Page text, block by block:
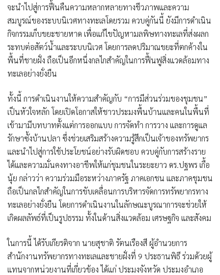
จะนำไปสู่การฟื้นคืนความหลากหลายทางชีวภาพและความ
สมบูรณ์ของระบบนิเวศทางทะเลโดยรวม ควบคู่กันนี้ ยังมีการดำเนิน
กิจกรรมเก็บขยะชายหาด เพื่อแก้ไขปัญหามลพิษทางทะเลที่ส่งผลก
ระทบต่อสัตว์น้ำและระบบนิเวศ โดยการลดปริมาณขยะที่ตกค้างใน
พื้นที่ชายฝั่ง ถือเป็นอีกหนึ่งกลไกสำคัญในการฟื้นฟูสิ่งแวดล้อมทาง
ทะเลอย่างยั่งยืน
ทั้งนี้ การดำเนินงานให้ความสำคัญกับ “การมีส่วนร่วมของชุมชน”
เป็นหัวใจหลัก โดยเปิดโอกาสให้ชาวประมงพื้นบ้านและคนในพื้นที่
เข้ามามีบทบาทตั้งแต่การออกแบบ การจัดทำ การวาง และการดูแล
รักษาซั้งบ้านปลา ซึ่งช่วยเสริมสร้างความรู้สึกเป็นเจ้าของทรัพยากร
และนำไปสู่การใช้ประโยชน์อย่างรับผิดชอบ ควบคู่กับการสร้างราย
ได้และความมั่นคงทางอาชีพให้แก่ชุมชนในระยะยาว ดร.ปฐพร เกื้อ
นุ้ย กล่าวว่า ความร่วมมือระหว่างภาครัฐ ภาคเอกชน และภาคชุมชน
ถือเป็นกลไกสำคัญในการขับเคลื่อนการบริหารจัดการทรัพยากรทาง
ทะเลอย่างยั่งยืน โดยการดำเนินงานในลักษณะบูรณาการจะช่วยให้
เกิดผลลัพธ์ที่เป็นรูปธรรม ทั้งในด้านสิ่งแวดล้อม เศรษฐกิจ และสังคม
ในการนี้ ได้รับเกียรติจาก นายสุชาติ รัตนเรืองสี ผู้อำนวยการ
สำนักงานทรัพยากรทางทะเลและชายฝั่งที่ 9 ประธานพิธี ร่วมด้วยผู้
แทนจากหน่วยงานที่เกี่ยวข้อง ได้แก่ ประมงจังหวัด ประมงอำเภอ